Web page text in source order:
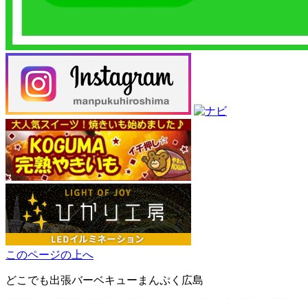
このページの上へ
どこでも出張バーベキューまんぷく広島